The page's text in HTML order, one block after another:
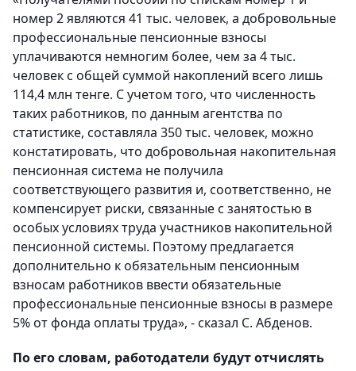
номер 2 являются 41 тыс. человек, а добровольные
профессиональные пенсионные взносы
уплачиваются немногим более, чем за 4 тыс.
человек с общей суммой накоплений всего лишь
114,4 млн тенге. С учетом того, что численность
таких работников, по данным агентства по
статистике, составляла 350 тыс. человек, можно
констатировать, что добровольная накопительная
пенсионная система не получила
соответствующего развития и, соответственно, не
компенсирует риски, связанные с занятостью в
особых условиях труда участников накопительной
пенсионной системы. Поэтому предлагается
дополнительно к обязательным пенсионным
взносам работников ввести обязательные
профессиональные пенсионные взносы в размере
5% от фонда оплаты труда», - сказал С. Абденов.
По его словам, работодатели будут отчислять